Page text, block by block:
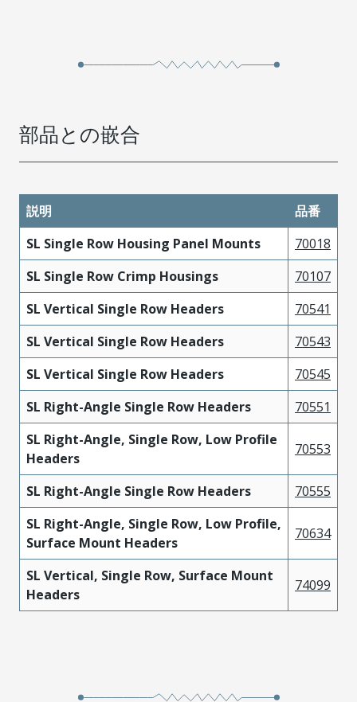
部品との嵌合
説明
品番
SL Single Row Housing Panel Mounts
70018
SL Single Row Crimp Housings
70107
SL Vertical Single Row Headers
70541
SL Vertical Single Row Headers
70543
SL Vertical Single Row Headers
70545
SL Right-Angle Single Row Headers
70551
SL Right-Angle, Single Row, Low Profile
Headers
70553
SL Right-Angle Single Row Headers
70555
SL Right-Angle, Single Row, Low Profile,
Surface Mount Headers
70634
SL Vertical, Single Row, Surface Mount
Headers
74099